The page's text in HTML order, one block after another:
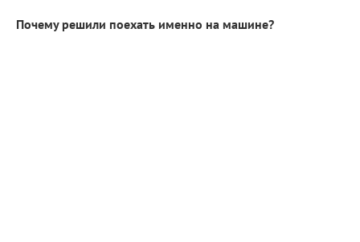
Почему решили поехать именно на машине?